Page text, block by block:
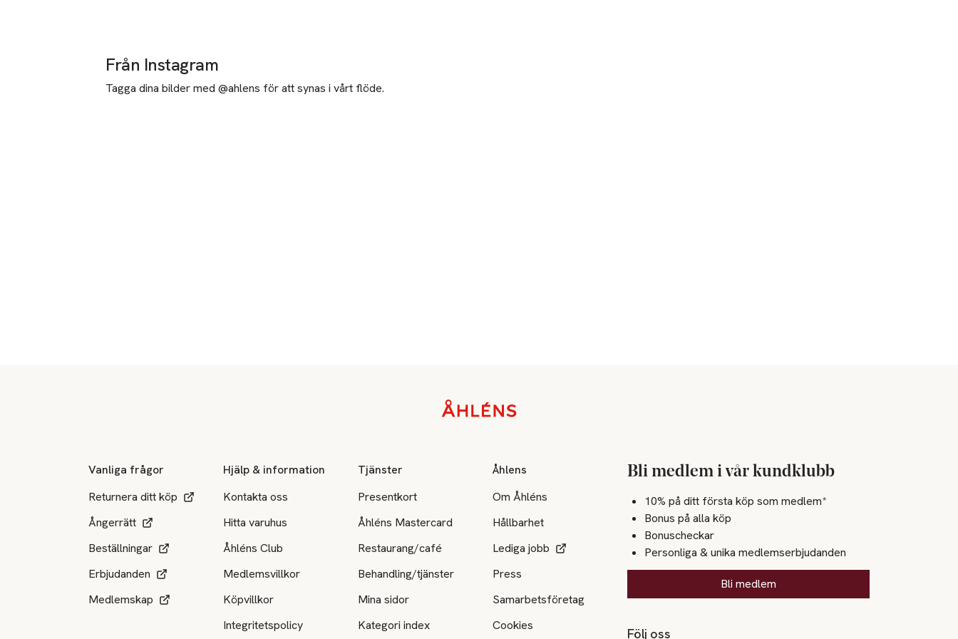
Från Instagram
Tagga dina bilder med @ahlens för att synas i vårt flöde.
Vanliga frågor
Returnera ditt köp
Ångerrätt
Beställningar
Erbjudanden
Medlemskap
Hjälp & information
Kontakta oss
Hitta varuhus
Åhléns Club
Medlemsvillkor
Köpvillkor
Integritetspolicy
Tjänster
Presentkort
Åhléns Mastercard
Restaurang/café
Behandling/tjänster
Mina sidor
Kategori index
Åhlens
Om Åhléns
Hållbarhet
Lediga jobb
Press
Samarbetsföretag
Cookies
Bli medlem i vår kundklubb
10% på ditt första köp som medlem*
Bonus på alla köp
Bonuscheckar
Personliga & unika medlemserbjudanden
Bli medlem
Följ oss